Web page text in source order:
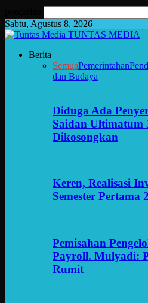
Sabtu, Agustus 8, 2026
TUNTAS MEDIA
Berita
SemuaPemerintahan
dan Budaya
Diduga Ada
Saidan Ultimatum
Dikosongkan
Keren, Realisasi
Semester Pertama
Pemisahan
Payroll. Mulyadi:
Rumit